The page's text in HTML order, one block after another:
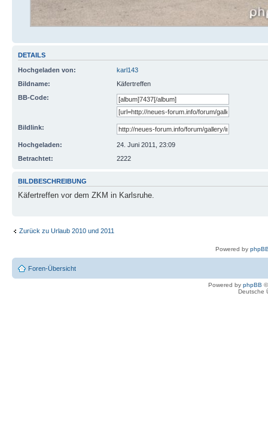
DETAILS
Hochgeladen von:
karl143
Bildname:
Käfertreffen
BB-Code:
Bildlink:
Hochgeladen:
24. Juni 2011, 23:09
Betrachtet:
2222
BILDBESCHREIBUNG
Käfertreffen vor dem ZKM in Karlsruhe.
Zurück zu Urlaub 2010 und 2011
Powered by
Foren-Übersicht
Powered by phpBB
Deutsche